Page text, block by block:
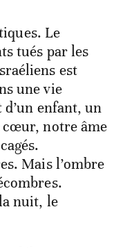
Le
tués par les
est
une vie
enfant, un
cœur, notre âme
Mais l’ombre
nuit, le